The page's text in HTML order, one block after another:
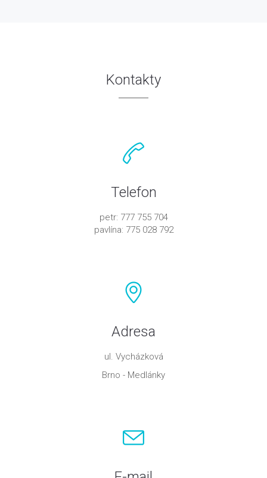
Kontakty
Telefon
petr: 777 755 704
pavlína: 775 028 792
Adresa
ul. Vycházková
Brno - Medlánky